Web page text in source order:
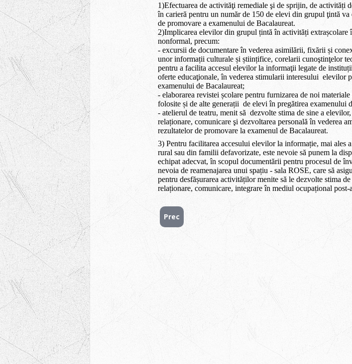
1)Efectuarea de activităţi remediale şi de sprijin, de activități
în carieră pentru un număr de 150 de elevi din grupul ţintă va
de promovare a examenului de Bacalaureat.
2)Implicarea elevilor din grupul țintă în activități extrașcolare
nonformal, precum:
- excursii de documentare în vederea asimilării, fixării și
unor informații culturale și științifice, corelarii cunoştinţelor
pentru a facilita accesul elevilor la informaţii legate de
oferte educaţionale, în vederea stimularii interesului elevilor
examenului de Bacalaureat;
- elaborarea revistei școlare pentru furnizarea de noi
folosite și de alte generații de elevi în pregătirea examenului
- atelierul de teatru, menit să dezvolte stima de sine a
relaționare, comunicare şi dezvoltarea personală în vederea
rezultatelor de promovare la examenul de Bacalaureat.
3) Pentru facilitarea accesului elevilor la informație, mai ales
rural sau din familii defavorizate, este nevoie să punem la
echipat adecvat, în scopul documentării pentru procesul de
nevoia de reamenajarea unui spațiu - sala ROSE, care să
pentru desfășurarea activităților menite să le dezvolte stima
relaționare, comunicare, integrare în mediul ocupațional post-
Prec